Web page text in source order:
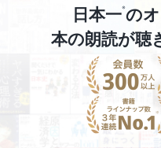
日本一※の
本の朗読が聴